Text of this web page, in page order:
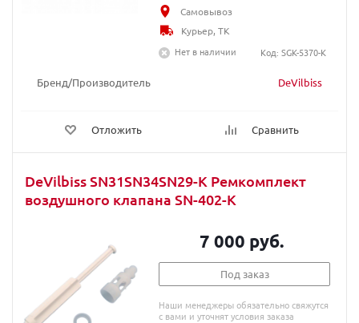
Бренд/Производитель DeVilbiss
Отложить Сравнить
Самовывоз
Курьер, ТК
Нет в наличии
Код: SGK-5370-K
DeVilbiss SN31SN34SN29-K Ремкомплект
воздушного клапана SN-402-K
7 000 руб.
Под заказ
Наши менеджеры обязательно свяжутся
с вами и уточнят условия заказа